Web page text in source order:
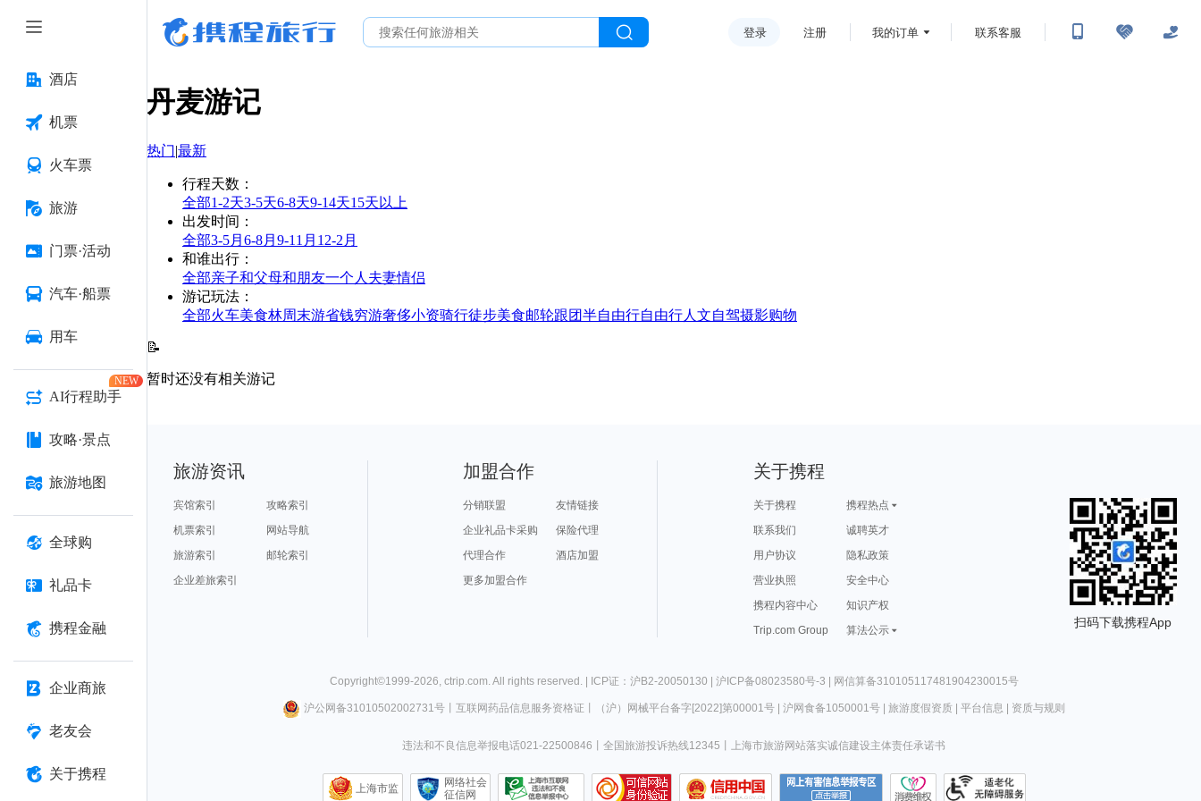
酒店
机票
火车票
旅游
门票·活动
汽车·船票
用车
AI行程助手
NEW
攻略·景点
旅游地图
全球购
礼品卡
携程金融
企业商旅
老友会
关于携程
登录 注册 我的订单 联系客服
丹麦游记
热门|最新
行程天数 ：
全部1-2天3-5天6-8天9-14天15天以上
出发时间 ：
全部3-5月 6-8月 9-11月 12-2月
和谁出行 ：
全部亲子和父母和朋友一个人 夫妻情侣
游记玩法 ：
全部火车美食林周末游省钱穷游奢侈小资骑行徒步美食邮轮跟团半自由行自由行人文自驾摄影购物
📝
暂时还没有相关游记
旅游资讯
宾馆索引
攻略索引
机票索引
网站导航
旅游索引
邮轮索引
企业差旅索引
加盟合作
分销联盟
友情链接
企业礼品卡采购
保险代理
代理合作
酒店加盟
更多加盟合作
关于携程
关于携程
携程热点
联系我们
诚聘英才
用户协议
隐私政策
营业执照
安全中心
携程内容中心
知识产权
Trip.com Group
算法公示
扫码下载携程App
Copyright©1999-2026, ctrip.com. All rights reserved. | ICP证：沪B2-20050130 | 沪ICP备08023580号-3 | 网信算备310105117481904230015号
沪公网备31010502002731号丨 互联网药品信息服务资格证 （沪）网械平台备字[2022]第00001号| 沪网食备1050001号| 旅游度假资质| 平台信息 资质与规则
违法和不良信息举报电话021-22500846 全国旅游投诉热线12345 上海市旅游网站落实诚信建设主体责任承诺书
上海市监
网络社会
征信网